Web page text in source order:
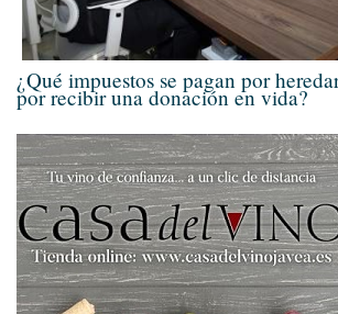
¿Qué impuestos se pagan por
por recibir una donación en vida?